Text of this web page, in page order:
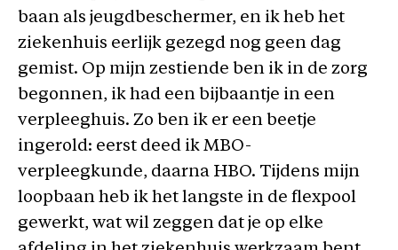
baan als jeugdbeschermer, en ik heb het
ziekenhuis eerlijk gezegd nog geen dag
gemist. Op mijn zestiende ben ik in de zorg
begonnen, ik had een bijbaantje in een
verpleeghuis. Zo ben ik er een beetje
ingerold: eerst deed ik MBO-
verpleegkunde, daarna HBO. Tijdens mijn
loopbaan heb ik het langste in de flexpool
gewerkt, wat wil zeggen dat je op elke